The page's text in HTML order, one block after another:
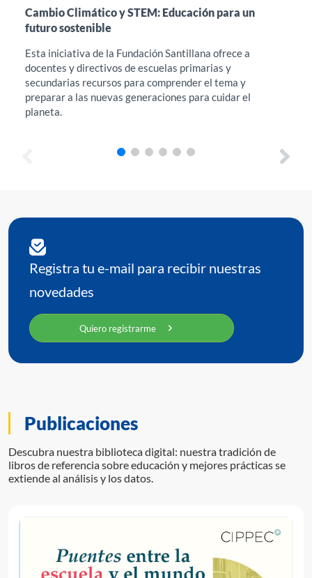
Cambio Climático y STEM: Educación para un
futuro sostenible
Esta iniciativa de la Fundación Santillana ofrece a
docentes y directivos de escuelas primarias y
secundarias recursos para comprender el tema y
preparar a las nuevas generaciones para cuidar el
planeta.
Registra tu e-mail para recibir nuestras
novedades
Quiero registrarme
Publicaciones
Descubra nuestra biblioteca digital: nuestra tradición de
libros de referencia sobre educación y mejores prácticas se
extiende al análisis y los datos.